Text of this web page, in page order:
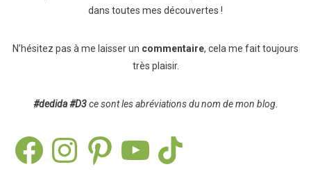
dans toutes mes découvertes !
N’hésitez pas à me laisser un commentaire, cela me fait toujours
très plaisir.
#dedida #D3ce sont les abréviations du nom de mon blog.
FacebookInstagramPinterest TikTok